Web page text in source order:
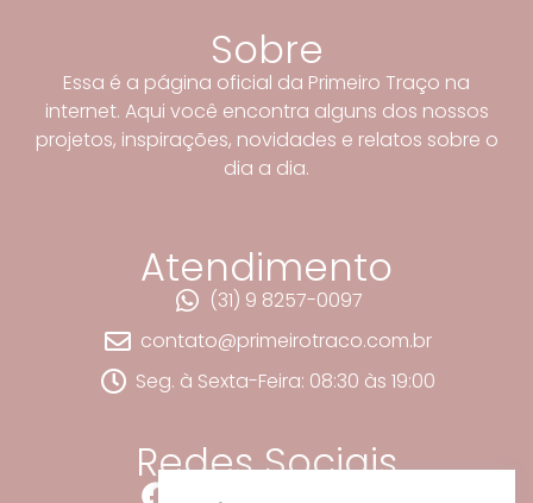
Sobre
Essa é a página oficial da Primeiro Traço na
internet. Aqui você encontra alguns dos nossos
projetos, inspirações, novidades e relatos sobre o
dia a dia.
Atendimento
(31) 9 8257-0097
contato@primeirotraco.com.br
Seg. à Sexta-Feira: 08:30 às 19:00
Redes Sociais